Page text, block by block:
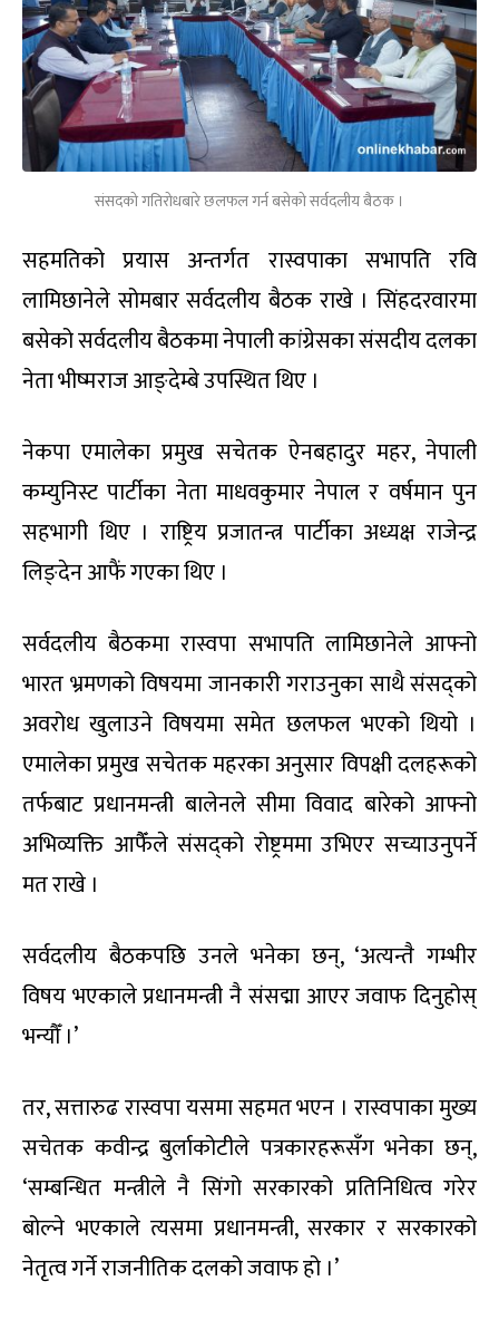
संसदको गतिरोधबारे छलफल गर्न बसेको सर्वदलीय बैठक ।
सहमतिको प्रयास अन्तर्गत रास्वपाका सभापति रवि
लामिछानेले सोमबार सर्वदलीय बैठक राखे । सिंहदरवारमा
बसेको सर्वदलीय बैठकमा नेपाली कांग्रेसका संसदीय दलका
नेता भीष्मराज आङ्देम्बे उपस्थित थिए ।
नेकपा एमालेका प्रमुख सचेतक ऐनबहादुर महर, नेपाली
कम्युनिस्ट पार्टीका नेता माधवकुमार नेपाल र वर्षमान पुन
सहभागी थिए । राष्ट्रिय प्रजातन्त्र पार्टीका अध्यक्ष राजेन्द्र
लिङ्देन आफैं गएका थिए ।
सर्वदलीय बैठकमा रास्वपा सभापति लामिछानेले आफ्नो
भारत भ्रमणको विषयमा जानकारी गराउनुका साथै संसद्को
अवरोध खुलाउने विषयमा समेत छलफल भएको थियो ।
एमालेका प्रमुख सचेतक महरका अनुसार विपक्षी दलहरूको
तर्फबाट प्रधानमन्त्री बालेनले सीमा विवाद बारेको आफ्नो
अभिव्यक्ति आफैँले संसद्को रोष्ट्रममा उभिएर सच्याउनुपर्ने
मत राखे ।
सर्वदलीय बैठकपछि उनले भनेका छन्, ‘अत्यन्तै गम्भीर
विषय भएकाले प्रधानमन्त्री नै संसद्मा आएर जवाफ दिनुहोस्
भन्यौँ ।’
तर, सत्तारुढ रास्वपा यसमा सहमत भएन । रास्वपाका मुख्य
सचेतक कवीन्द्र बुर्लाकोटीले पत्रकारहरूसँग भनेका छन्,
‘सम्बन्धित मन्त्रीले नै सिंगो सरकारको प्रतिनिधित्व गरेर
बोल्ने भएकाले त्यसमा प्रधानमन्त्री, सरकार र सरकारको
नेतृत्व गर्ने राजनीतिक दलको जवाफ हो ।’